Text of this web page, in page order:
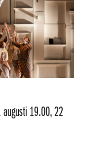
augusti 19.00, 22